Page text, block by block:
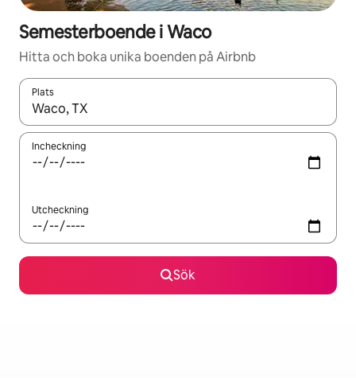
Semesterboende i Waco
Hitta och boka unika boenden på Airbnb
Plats
När resultaten är tillgängliga kan du navigera med upp- och
Incheckning
Utcheckning
Sök